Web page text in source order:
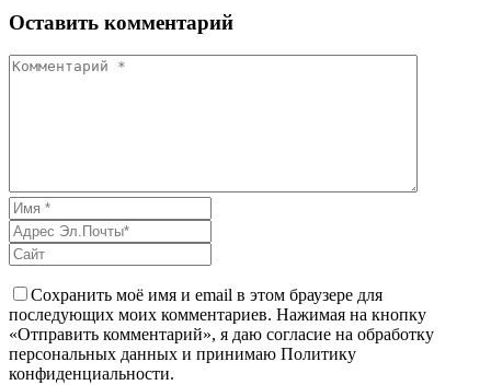
Оставить комментарий
Сохранить моё имя и email в этом браузере для
последующих моих комментариев. Нажимая на кнопку
«Отправить комментарий», я даю согласие на обработку
персональных данных и принимаю Политику
конфиденциальности.